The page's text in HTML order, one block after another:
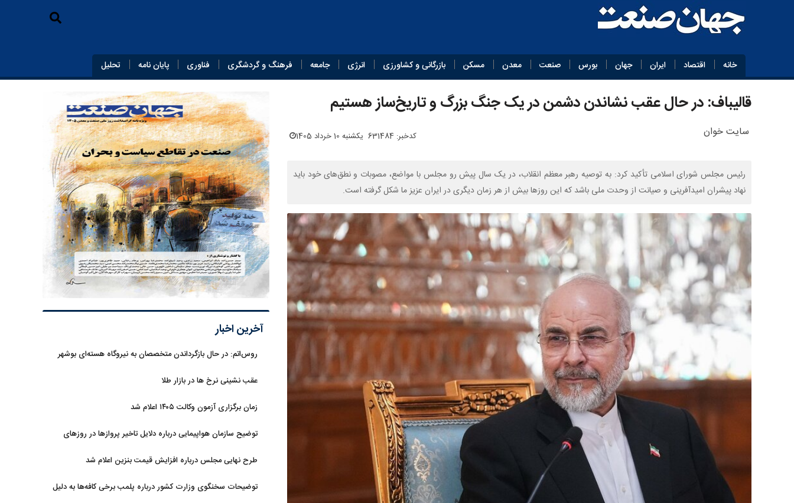
خانه اقتصاد ایران جهان بورس صنعت معدن مسکن بازرگانی و کشاورزی انرژی جامعه فرهنگ و گردشگری فناوری پایان‌ نامه تحلیل
قالیباف: در حال عقب نشاندن دشمن در یک جنگ بزرگ و تاریخ‌ساز هستیم
سایت خوان کدخبر: 631484 یکشنبه 10 خرداد 1405
رئیس مجلس شورای اسلامی تأکید کرد: به توصیه رهبر معظم انقلاب، در یک سال پیش رو مجلس با مواضع، مصوبات و نطق‌های خود باید
نهاد پیشران امیدآفرینی و صیانت از وحدت ملی باشد که این روزها بیش از هر زمان دیگری در ایران عزیز ما شکل گرفته است.
آخرین اخبار
روس‌اتم: در حال بازگرداندن متخصصان به نیروگاه هسته‌ای بوشهر
عقب نشینی نرخ ها در بازار طلا
زمان برگزاری آزمون وکالت ۱۴۰۵ اعلام شد
توضیح سازمان هواپیمایی درباره دلایل تاخیر پروازها در روزهای
طرح نهایی مجلس درباره افزایش قیمت بنزین اعلام شد
توضیحات سخنگوی وزارت کشور درباره پلمب برخی کافه‌ها به دلیل